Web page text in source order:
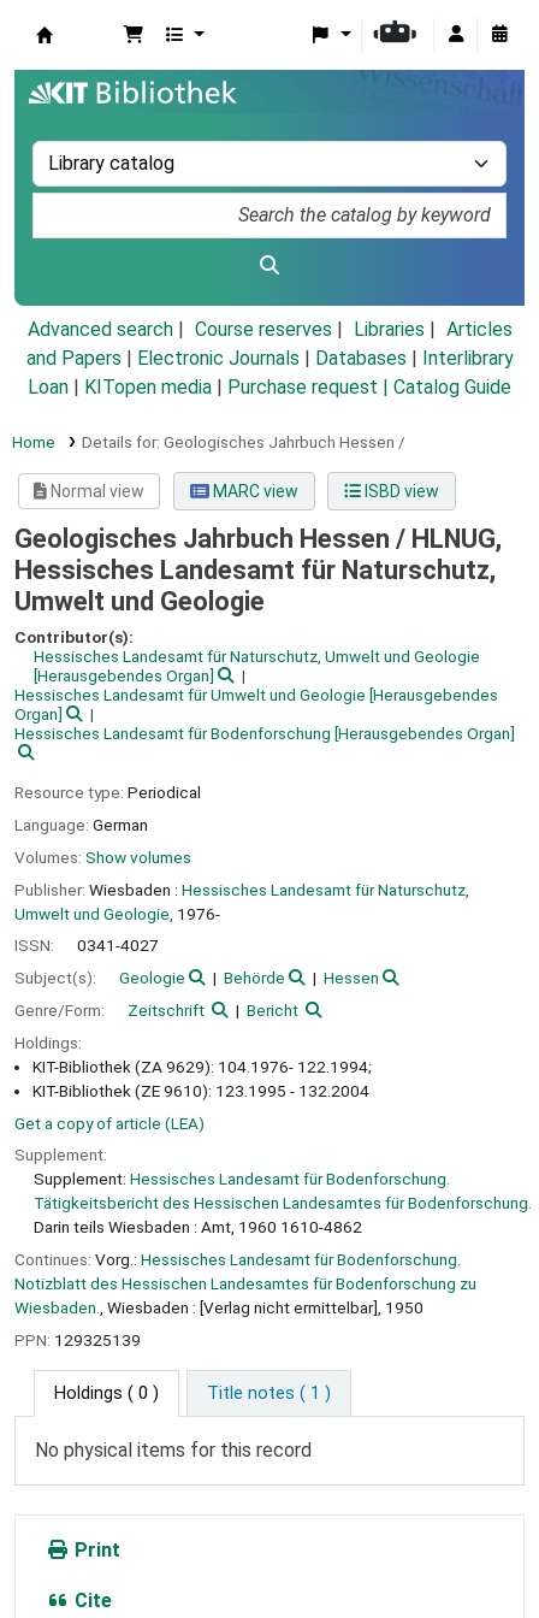
Advanced search Course reserves Libraries
Articles
and Papers
Electronic Journals Databases
Interlibrary
Loan
KITopen media Purchase request | Catalog Guide
Home Details for: Geologisches Jahrbuch Hessen /
Normal view MARC view ISBD view
Geologisches Jahrbuch Hessen / HLNUG,
Hessisches Landesamt für Naturschutz,
Umwelt und Geologie
Contributor(s):
Hessisches Landesamt für Naturschutz, Umwelt und Geologie
[Herausgebendes Organ]
Hessisches Landesamt für Umwelt und Geologie [Herausgebendes
Organ]
Hessisches Landesamt für Bodenforschung [Herausgebendes Organ]
Resource type: Periodical
Language: German
Volumes: Show volumes
Publisher: Wiesbaden : Hessisches Landesamt für Naturschutz,
Umwelt und Geologie, 1976-
ISSN:
0341-4027
Subject(s):
Geologie Behörde
Hessen
Genre/Form:
Zeitschrift
Bericht
Holdings:
KIT-Bibliothek (ZA 9629): 104.1976- 122.1994;
KIT-Bibliothek (ZE 9610): 123.1995 - 132.2004
Get a copy of article (LEA)
Supplement:
Supplement: Hessisches Landesamt für Bodenforschung.
Tätigkeitsbericht des Hessischen Landesamtes für Bodenforschung.
Darin teils Wiesbaden : Amt, 1960 1610-4862
Continues: Vorg.: Hessisches Landesamt für Bodenforschung.
Notizblatt des Hessischen Landesamtes für Bodenforschung zu
Wiesbaden.
, Wiesbaden : [Verlag nicht ermittelbar], 1950
PPN: 129325139
Holdings ( 0 ) Title notes ( 1 )
No physical items for this record
Print
Cite